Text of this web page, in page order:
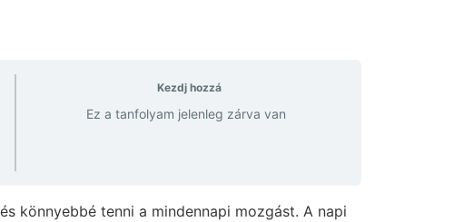
Kezdj hozzá
Ez a tanfolyam jelenleg zárva van
könnyebbé tenni a mindennapi mozgást. A napi